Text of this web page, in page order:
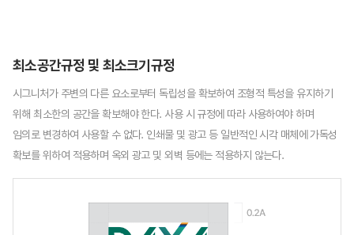
최소공간규정 및 최소크기규정
시그니처가 주변의 다른 요소로부터 독립성을 확보하여 조형적 특성을 유지하기
위해 최소한의 공간을 확보해야 한다. 사용 시 규정에 따라 사용하여야 하며
임의로 변경하여 사용할 수 없다. 인쇄물 및 광고 등 일반적인 시각 매체에 가독성
확보를 위하여 적용하며 옥외 광고 및 외벽 등에는 적용하지 않는다.